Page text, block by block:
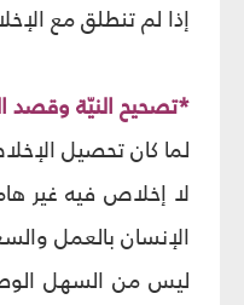
إذا لم تنطلق مع
*تصحيح النيّة وقصد
لما كان تحصيل
لا إخلاص فيه غير
الإنسان بالعمل
ليس من السهل